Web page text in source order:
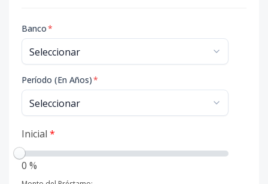
Banco*
Período (En Años)*
Inicial *
0 %